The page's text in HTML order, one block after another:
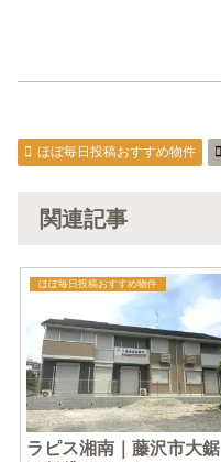
ほぼ毎日投稿おすすめ物件
関連記事
ほぼ毎日投稿おすすめ物件
ラピス湘南｜藤沢市大鋸